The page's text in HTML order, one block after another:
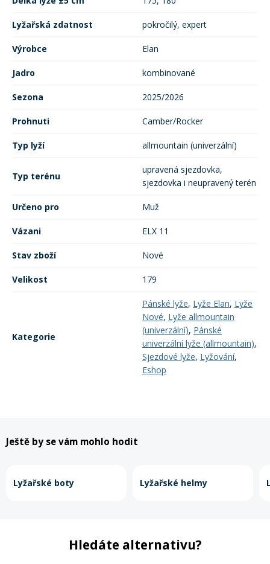
Lyžařská zdatnost pokročilý, expert
Výrobce Elan
Jadro kombinované
Sezona 2025/2026
Prohnuti Camber/Rocker
Typ lyží allmountain (univerzální)
Typ terénu
upravená sjezdovka,
sjezdovka i neupravený terén
Určeno pro Muž
Vázani ELX 11
Stav zboží Nové
Velikost 179
Kategorie
Pánské lyže, Lyže Elan, Lyže
Nové, Lyže allmountain
(univerzální), Pánské
univerzální lyže (allmountain),
Sjezdové lyže, Lyžování,
Eshop
Ještě by se vám mohlo hodit
Lyžařské boty Lyžařské helmy
Hledáte alternativu?